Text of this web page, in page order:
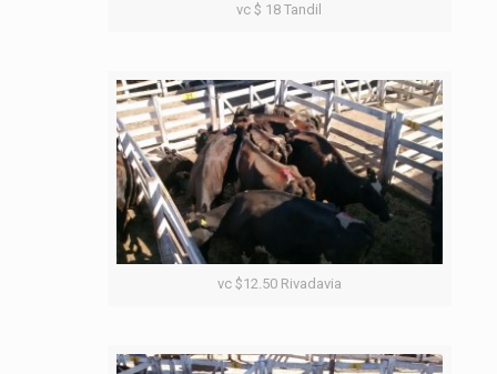
vc $ 18 Tandil
vc $12.50 Rivadavia